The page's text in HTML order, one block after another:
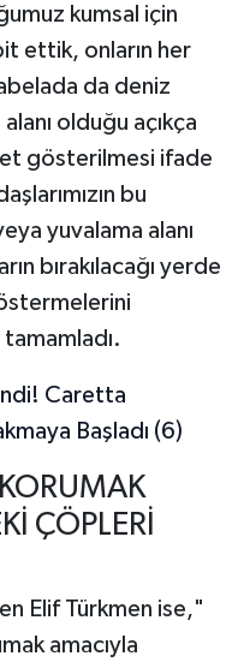
kumsal için
ettik, onların her
da deniz
olduğu açıkça
gösterilmesi ifade
bu
yuvalama alanı
bırakılacağı yerde
ÇÖPLERİ
Elif Türkmen ise,"
amacıyla